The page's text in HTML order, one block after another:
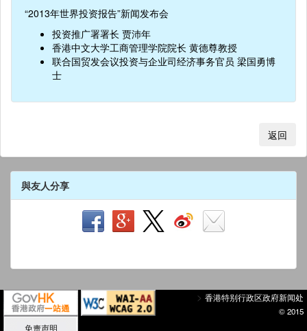
“2013年世界投资报告”新闻发布会
投资推广署署长 贾沛年
香港中文大学工商管理学院院长 黄德尊教授
联合国贸发会议投资与企业司经济事务官员 梁国勇博
士
返回
與友人分享
> 香港特别行政区政府新闻处
© 2015